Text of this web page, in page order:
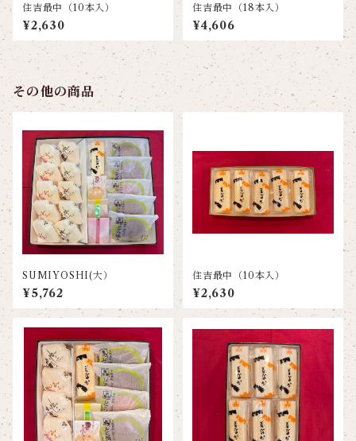
住吉最中（10本入）
¥2,630
住吉最中（18本入）
¥4,606
その他の商品
SUMIYOSHI(大）
¥5,762
住吉最中（10本入）
¥2,630